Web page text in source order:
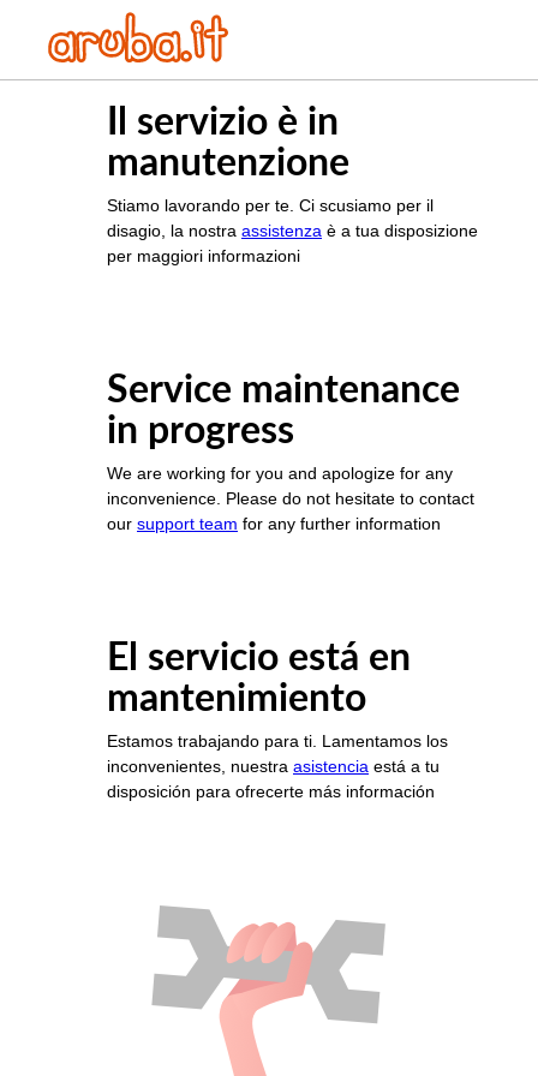
Il servizio è in
manutenzione
Stiamo lavorando per te. Ci scusiamo per il
disagio, la nostra assistenza è a tua disposizione
per maggiori informazioni
Service maintenance
in progress
We are working for you and apologize for any
inconvenience. Please do not hesitate to contact
our support team for any further information
El servicio está en
mantenimiento
Estamos trabajando para ti. Lamentamos los
inconvenientes, nuestra asistencia está a tu
disposición para ofrecerte más información